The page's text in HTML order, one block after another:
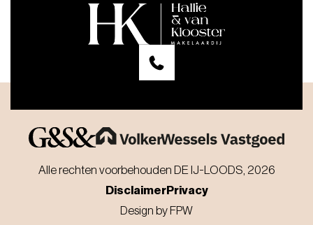
Alle rechten voorbehouden DE IJ-LOODS, 2026
DisclaimerPrivacy
Design by FPW